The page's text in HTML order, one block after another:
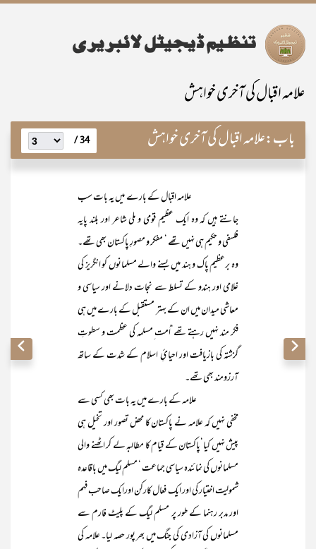
علامہ اقبال کی آخری خواہش
باب:علامہ اقبال کی آخری خواہش 34 /
علامہ اقبال کے بارے میں یہ بات سب
جانتے ہیں کہ وہ ایک عظیم قومی و ملی شاعر اور بلند پایہ
فلسفی و حکیم ہی نہیں تھے ‘ مفکر و مصورِ پاکستان بھی تھے۔
وہ برعظیم پاک و ہند میں بسنے والے مسلمانوں کو انگریز کی
غلامی اور ہندو کے تسلط سے نجات دلانے اور سیاسی و
معاشی میدان میں ان کے بہتر مستقبل کے بارے میں ہی
فکر مند نہیں رہتے تھے‘اُمت ِمسلمہ کی عظمت و سطوتِ
گزشتہ کی بازیافت اور احیائِ اسلام کے شدت کے ساتھ
آرزومند بھی تھے۔
علامہ کے بارے میں یہ بات بھی کسی سے
مخفی نہیں کہ علامہ نے پاکستان کا محض تصور اور تخیل ہی
پیش نہیں کیا‘پاکستان کے قیام کا مطالبہ لے کر اٹھنے والی
مسلمانوں کی نمائندہ سیاسی جماعت ‘ مسلم لیگ میں باقاعدہ
شمولیت اختیار کی اور ایک فعال کارکن اورایک صاحب فہم
اور مدبر رہنما کے طور پر مسلم لیگ کے پلیٹ فارم سے
مسلمانوں کی آزادی کی جنگ میں بھر پور حصہ لیا۔ علامہ کی